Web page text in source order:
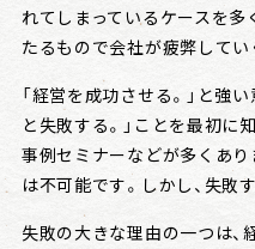
れてしまっているケースを
たるもので会社が疲弊してい
「経営を成功させる。」と強
と失敗する。」ことを最初に
事例セミナーなどが多くあり
は不可能です。しかし、失敗
失敗の大きな理由の一つは、